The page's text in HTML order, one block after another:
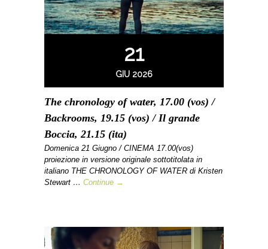
21
GIU 2026
The chronology of water, 17.00 (vos) /
Backrooms, 19.15 (vos) / Il grande
Boccia, 21.15 (ita)
Domenica 21 Giugno / CINEMA 17.00(vos)
proiezione in versione originale sottotitolata in
italiano THE CHRONOLOGY OF WATER di Kristen
Stewart … Continue →